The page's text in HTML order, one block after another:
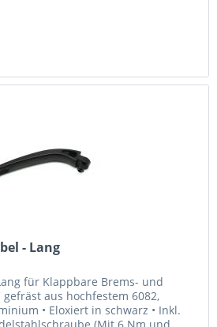
- Lang
für Klappbare Brems- und
gefräst aus hochfestem 6082,
• Eloxiert in schwarz • Inkl.